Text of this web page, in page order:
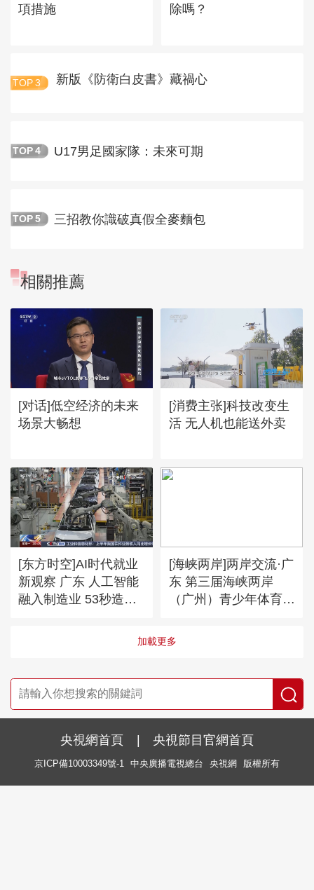
項措施
除嗎？
TOP 3 新版《防衛白皮書》藏禍心
TOP 4 U17男足國家隊：未來可期
TOP 5 三招教你識破真假全麥麵包
相關推薦
[对话]低空经济的未来
场景大畅想
[消费主张]科技改变生
活 无人机也能送外卖
[东方时空]AI时代就业
新观察 广东 人工智能
融入制造业 53秒造好
[海峡两岸]两岸交流·广
东 第三届海峡两岸
（广州）青少年体育嘉
加載更多
央視網首頁 | 央視節目官網首頁
京ICP備10003349號-1 中央廣播電視總台 央視網 版權所有